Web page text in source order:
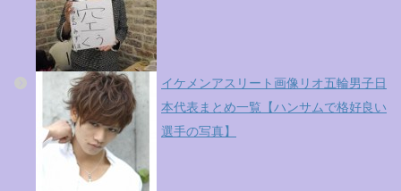
イケメンアスリート画像リオ五輪男子日
本代表まとめ一覧【ハンサムで格好良い
選手の写真】